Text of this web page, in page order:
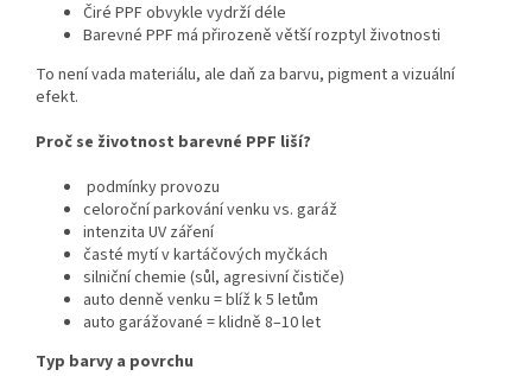
Čiré PPF obvykle vydrží déle
Barevné PPF má přirozeně větší rozptyl životnosti
To není vada materiálu, ale daň za barvu, pigment a vizuální
efekt.
Proč se životnost barevné PPF liší?
podmínky provozu
celoroční parkování venku vs. garáž
intenzita UV záření
časté mytí v kartáčových myčkách
silniční chemie (sůl, agresivní čističe)
auto denně venku = blíž k 5 letům
auto garážované = klidně 8–10 let
Typ barvy a povrchu